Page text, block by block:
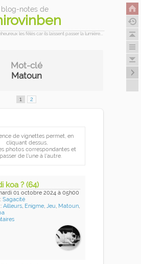
blog-notes de
les fêlés car ils laissent passer la lumière...
Mot-clé
Matoun
1 2
de vignettes permet, en
cliquant dessus,
photos correspondantes et
de l'une à l'autre.
koa ? (64)
01 octobre 2024 à 05h00
Sagacité
Ailleurs, Enigme, Jeu, Matoun,